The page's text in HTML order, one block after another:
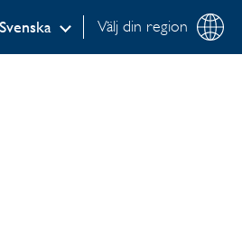
Välj din region
Svenska